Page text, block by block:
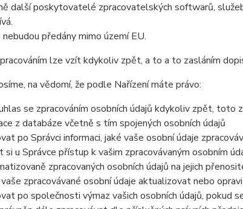
další poskytovatelé zpracovatelských softwarů,
předány mimo území EU.
lze vzít kdykoliv zpět, a to a to zasláním
na vědomí, že podle Nařízení máte právo:
se zpracováním osobních údajů kdykoliv zpět,
z databáze včetně s tím spojených osobních údajů
po Správci informaci, jaké vaše osobní údaje
si u Správce přístup k vašim zpracovávaným osobním
zpracovaných osobních údajů na jejich
zpracovávané osobní údaje aktualizovat nebo
po společnosti výmaz vašich osobních údajů, pokud